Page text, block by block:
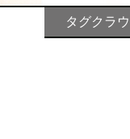
タグクラ